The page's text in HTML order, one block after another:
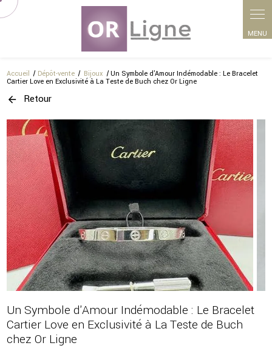
Accueil Dépôt-vente Bijoux
Un Symbole d'Amour Indémodable : Le Bracelet
Cartier Love en Exclusivité à La Teste de Buch chez Or Ligne
Retour
Un Symbole d'Amour Indémodable : Le Bracelet
Cartier Love en Exclusivité à La Teste de Buch
chez Or Ligne
Panneau de gestion des cookies